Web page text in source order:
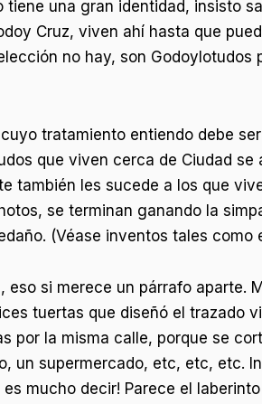
tiene una gran identidad, insisto
Cruz, viven ahí hasta que
no hay, son
tratamiento entiendo debe
que viven cerca de Ciudad
también les sucede a los que
se terminan ganando la
(Véase inventos tales como
eso si merece un párrafo aparte.
tuertas que diseñó el trazado
por la misma calle, porque se
un supermercado, etc, etc, etc.
mucho decir! Parece el